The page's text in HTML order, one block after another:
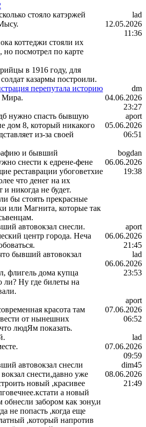
стояло катэржей
коттеджи стояли их
но посмотрел по карте
в 1916 году, для
казармы построили.
lad
12.05.2026
11:36
перепутала историю
Мира.
dm
04.06.2026
23:27
нужно спасть бывшую
дом 8, который никакого
из-за своей
aport
05.06.2026
06:51
и бывший
снести к едрене-фене
реставрации убоговетхие
что денег на их
и никогда не будет.
бы стоять прекрасные
или Магнита, которые так
bogdan
06.06.2026
19:38
автовокзал снесли.
центр города. Неча
aport
06.06.2026
21:45
бывший автовокзал
флигель дома купца
ли? Ну где билеты на
lad
06.06.2026
23:53
красота там
от нынешних
людЯм показать.
aport
07.06.2026
06:52
lad
07.06.2026
09:59
автовокзал снесли
снести,давно уже
новый ,красивее
а новый
обнесли забором как зону,и
не попасть ,когда еще
,который напротив
dim45
08.06.2026
21:49